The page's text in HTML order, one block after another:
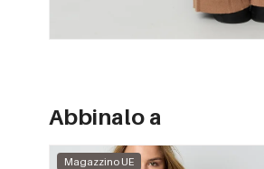
Abbinalo a
Magazzino UE